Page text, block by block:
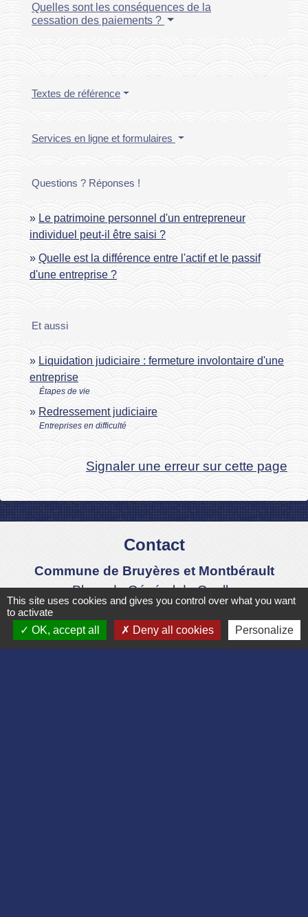
Quelles sont les conséquences de la
cessation des paiements ?
Textes de référence
Services en ligne et formulaires
Questions ? Réponses !
Le patrimoine personnel d'un entrepreneur
individuel peut-il être saisi ?
Quelle est la différence entre l'actif et le passif
d'une entreprise ?
Et aussi
Liquidation judiciaire : fermeture involontaire d'une
entreprise
Étapes de vie
Redressement judiciaire
Entreprises en difficulté
Signaler une erreur sur cette page
Contact
Commune de Bruyères et Montbérault
Place du Général de Gaulle
02860 Bruyères-et-Montbérault - FRANCE
+33 3 23 24 74 77
Formulaire de contact
This site uses cookies and gives you control over what you want
to activate
OK, accept all
Deny all cookies Personalize